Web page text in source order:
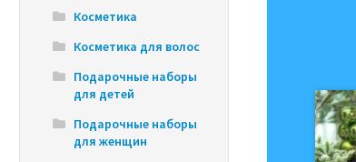
Косметика
Косметика для волос
Подарочные наборы
для детей
Подарочные наборы
для женщин